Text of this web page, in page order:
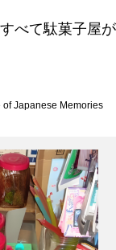
べて駄菓子屋が
Japanese Memories